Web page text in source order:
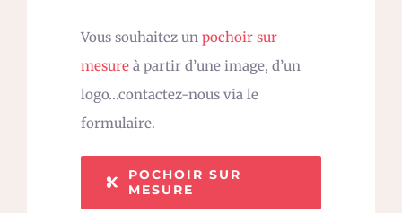
Vous souhaitez un pochoir sur
mesure à partir d’une image, d’un
logo…contactez-nous via le
formulaire.
POCHOIR SUR
MESURE